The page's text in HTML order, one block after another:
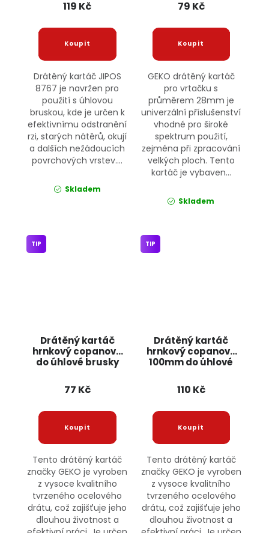
119 Kč
Drátěný kartáč JIPOS
8767 je navržen pro
použití s úhlovou
bruskou, kde je určen k
efektivnímu odstranění
rzi, starých nátěrů, okují
a dalších nežádoucích
povrchových vrstev....
Skladem
79 Kč
GEKO drátěný kartáč
pro vrtačku s
průměrem 28mm je
univerzální příslušenství
vhodné pro široké
spektrum použití,
zejména při zpracování
velkých ploch. Tento
kartáč je vybaven...
Skladem
Drátěný kartáč
hrnkový copanový
do úhlové brusky
TIP
77 Kč
Tento drátěný kartáč
značky GEKO je vyroben
z vysoce kvalitního
tvrzeného ocelového
drátu, což zajišťuje jeho
dlouhou životnost a
Drátěný kartáč
hrnkový copanový
100mm do úhlové
TIP
110 Kč
Tento drátěný kartáč
značky GEKO je vyroben
z vysoce kvalitního
tvrzeného ocelového
drátu, což zajišťuje jeho
dlouhou životnost a